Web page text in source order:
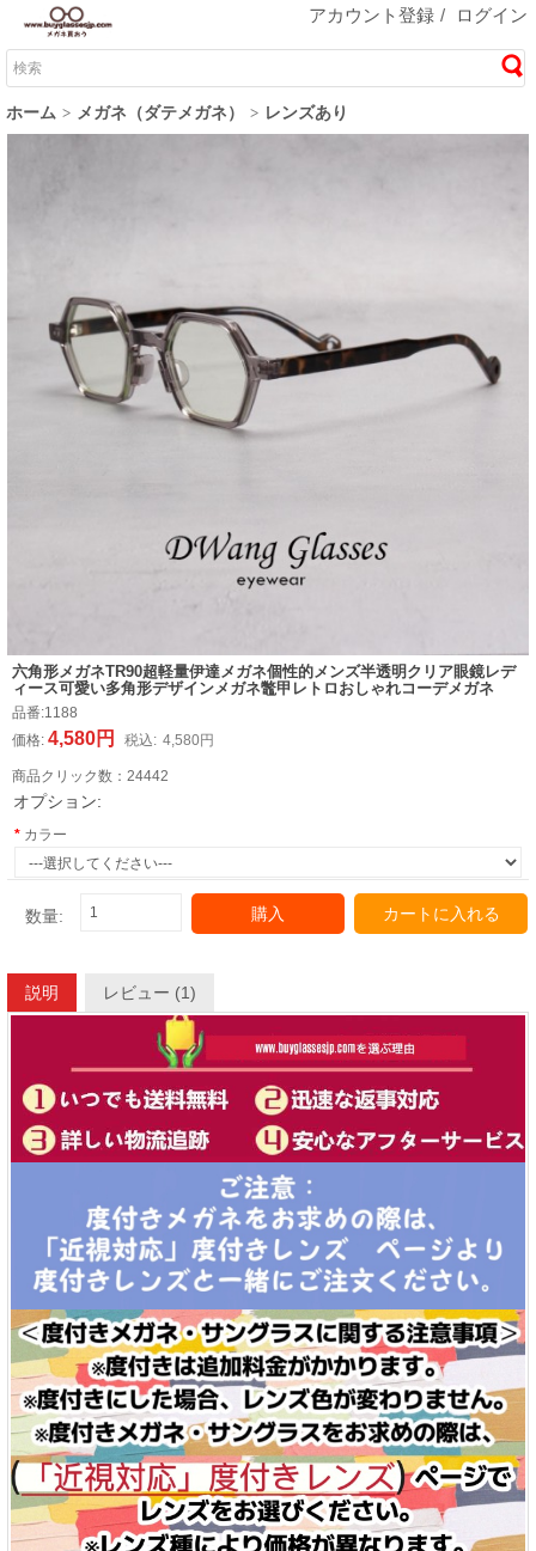
アカウント登録 / ログイン
ホーム メガネ（ダテメガネ） レンズあり
六角形メガネTR90超軽量伊達メガネ個性的メンズ半透明クリア眼鏡レデ
ィース可愛い多角形デザインメガネ鼈甲レトロおしゃれコーデメガネ
品番:1188
価格: 4,580円 税込: 4,580円
商品クリック数： 24442
オプション:
カラー
数量: 購入 カートに入れる
説明 レビュー (1)